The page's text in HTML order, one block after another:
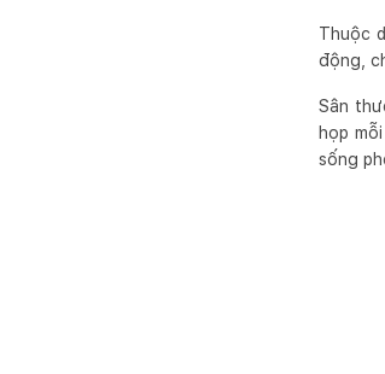
Thuộc
động,
Sân
họp
sống